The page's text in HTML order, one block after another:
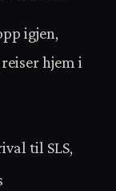
igjen,
hjem i
til SLS,